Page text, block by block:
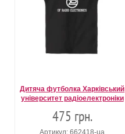
Дитяча футболка Харківський
університет радіоелектроніки
475 грн.
Артикул: 662418-ua